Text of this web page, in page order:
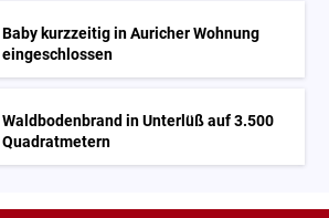
Baby kurzzeitig in Auricher Wohnung
eingeschlossen
Waldbodenbrand in Unterlüß auf 3.500
Quadratmetern